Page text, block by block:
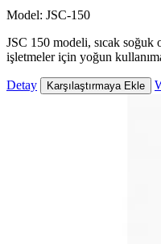
Model: JSC-150
JSC 150 modeli, sıcak soğuk
işletmeler için yoğun
Detay Karşılaştırmaya Ekle